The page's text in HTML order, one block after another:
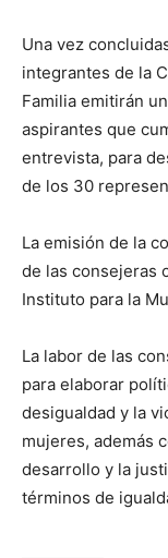
Una vez
integrantes de la
Familia emitirán
aspirantes que
entrevista, para
de los 30
La emisión de la
de las consejeras
Instituto para la
La labor de las
para elaborar
desigualdad y la
mujeres, además
desarrollo y la
términos de